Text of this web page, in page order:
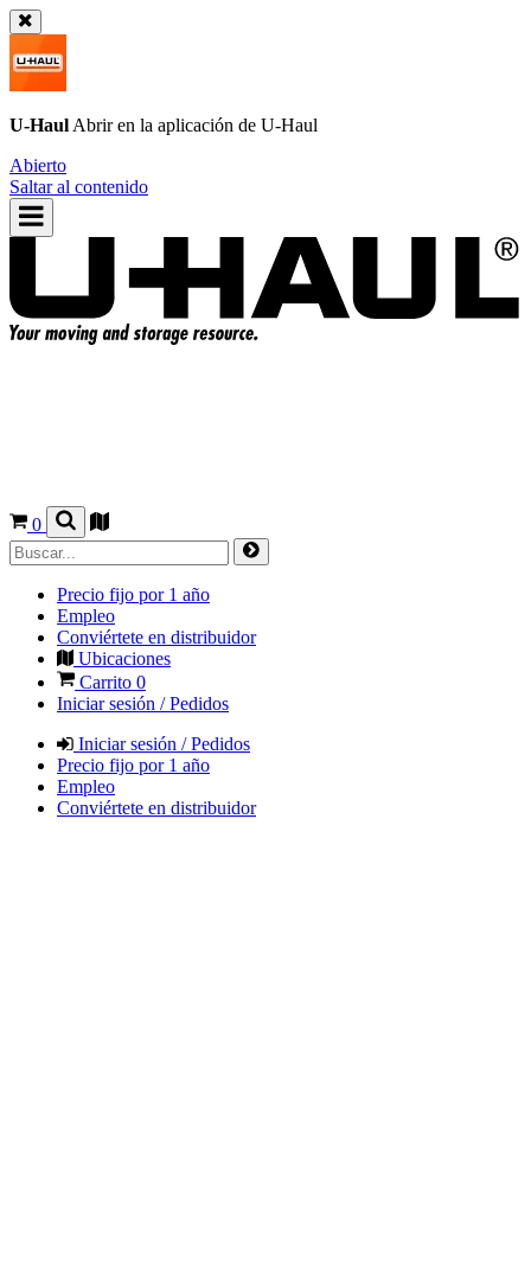
U-Haul Abrir en la aplicación de U-Haul
Abierto
Saltar al contenido
0
Precio fijo por 1 año
Empleo
Conviértete en distribuidor
Ubicaciones
Carrito 0
Iniciar sesión / Pedidos
Iniciar sesión / Pedidos
Precio fijo por 1 año
Empleo
Conviértete en distribuidor